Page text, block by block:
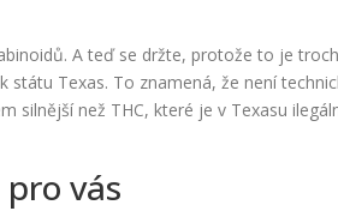
A teď se držte, protože to je
Texas. To znamená, že není
silnější než THC, které je v Texasu
vás